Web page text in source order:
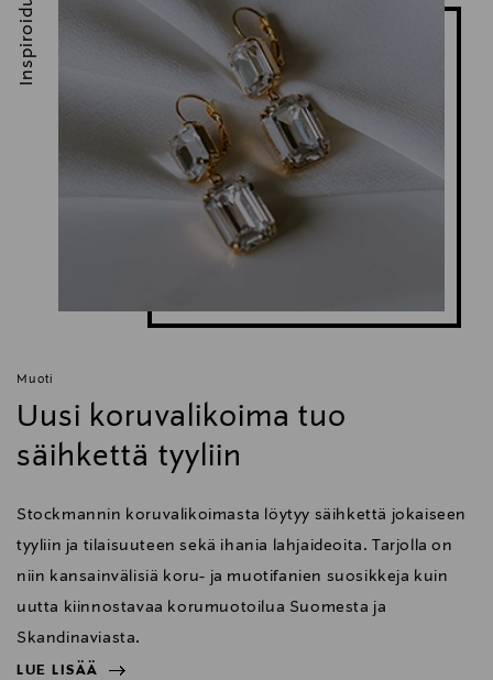
Muoti
Uusi koruvalikoima tuo
säihkettä tyyliin
Stockmannin koruvalikoimasta löytyy säihkettä jokaiseen
tyyliin ja tilaisuuteen sekä ihania lahjaideoita. Tarjolla on
niin kansainvälisiä koru- ja muotifanien suosikkeja kuin
uutta kiinnostavaa korumuotoilua Suomesta ja
Skandinaviasta.
LUE LISÄÄ
Inspiroidu